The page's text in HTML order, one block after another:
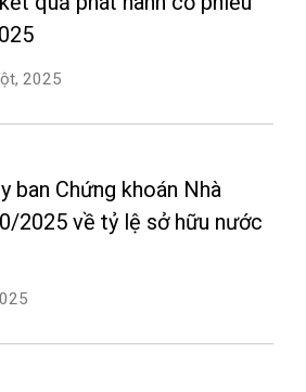
2025
ban Chứng khoán Nhà
2025 về tỷ lệ sở hữu nước